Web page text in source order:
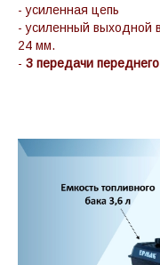
- усиленная цепь
- усиленный выходной
24 мм.
- 3 передачи